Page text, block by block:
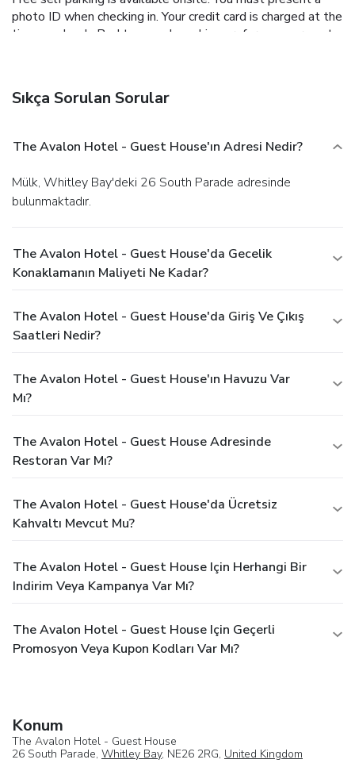
photo ID when checking in. Your credit card is charged at the
time you book. Bed type and smoking preferences are not
incidental charges such as parking, phone calls, and room
property.
Sıkça Sorulan Sorular
The Avalon Hotel - Guest House'ın Adresi Nedir?
Mülk, Whitley Bay'deki 26 South Parade adresinde
bulunmaktadır.
The Avalon Hotel - Guest House'da Gecelik
Konaklamanın Maliyeti Ne Kadar?
The Avalon Hotel - Guest House'da Giriş Ve Çıkış
Saatleri Nedir?
The Avalon Hotel - Guest House'ın Havuzu Var
Mı?
The Avalon Hotel - Guest House Adresinde
Restoran Var Mı?
The Avalon Hotel - Guest House'da Ücretsiz
Kahvaltı Mevcut Mu?
The Avalon Hotel - Guest House Için Herhangi Bir
Indirim Veya Kampanya Var Mı?
The Avalon Hotel - Guest House Için Geçerli
Promosyon Veya Kupon Kodları Var Mı?
Konum
The Avalon Hotel - Guest House
26 South Parade, Whitley Bay, NE26 2RG, United Kingdom